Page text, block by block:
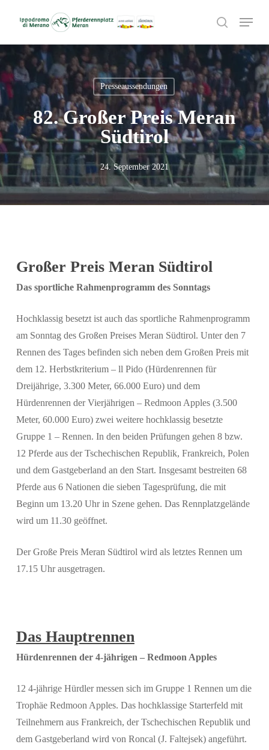
content
search
Menu
Suchen
Presseaussendungen
82. Großer Preis Meran
Südtirol
24. September 2021
Großer Preis Meran Südtirol
Das sportliche Rahmenprogramm des Sonntags
Hochklassig besetzt ist auch das sportliche Rahmenprogramm
am Sonntag des Großen Preises Meran Südtirol. Unter den 7
Rennen des Tages befinden sich neben dem Großen Preis mit
dem 12. Herbstkriterium – ll Pido (Hürdenrennen für
Dreijährige, 3.300 Meter, 66.000 Euro) und dem
Hürdenrennen der Vierjährigen – Redmoon Apples (3.500
Meter, 60.000 Euro) zwei weitere hochklassig besetzte
Gruppe 1 – Rennen. In den beiden Prüfungen gehen 8 bzw.
12 Pferde aus der Tschechischen Republik, Frankreich, Polen
und dem Gastgeberland an den Start. Insgesamt bestreiten 68
Pferde aus 6 Nationen die sieben Tagesprüfung, die mit
Beginn um 13.20 Uhr in Szene gehen. Das Rennplatzgelände
wird um 11.30 geöffnet.
Der Große Preis Meran Südtirol wird als letztes Rennen um
17.15 Uhr ausgetragen.
Das Hauptrennen
Hürdenrennen der 4-jährigen – Redmoon Apples
12 4-jährige Hürdler messen sich im Gruppe 1 Rennen um die
Trophäe Redmoon Apples. Das hochklassige Starterfeld mit
Teilnehmern aus Frankreich, der Tschechischen Republik und
dem Gastgeberland wird von Roncal (J. Faltejsek) angeführt.